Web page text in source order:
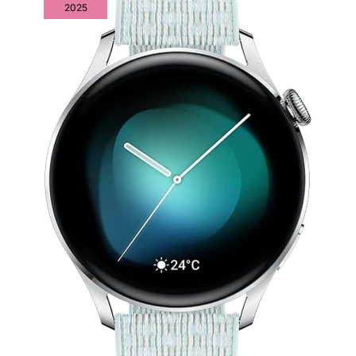
parcours précisément. Suivez
en temps réel vos pas, distance
et calories. Point fort : partagez
vos données avec Apple Health,
Google Fit pour un suivi
centralisé de vos performances.
C'est l'outil idéal pour analyser
chaque session via l'application
dédiée, qui transforme vos
efforts en graphiques clairs.
Que vous soyez athlète ou
amateur, cette montre
intelligente booste votre
motivation pour une amélioration
constante. ✅[Santé 24/7 :
Performance] Priorisez votre
bien-être avec notre capteur
optique avancé de nouvelle
génération. Cette montre
connectée femme et homme
assure un suivi continu 24h/24
de votre fréquence cardiaque et
du taux d'oxygène dans le sang
(SpO2). Le système émet une
alerte automatique en cas
d'anomalie du rythme
cardiaque, offrant une sécurité
proactive. Ces mesures
précises aident à comprendre
une sécurité proactive. Ces mesures précises aident à
comprendre l'impact de vos activités sur votre forme. Note : Ce
produit n'est pas un dispositif médical ; les données sont
fournies à titre indicatif pour le suivi du fitness et du bien-être
général, visant une gestion simplifiée de votre capital santé au
quotidien. ✅[Sommeil, Stress & Suivi du Cycle Féminin]
Optimisez votre repos avec une analyse détaillée des phases
de sommeil : profond, léger, REM (mouvements oculaires
rapides) et moments d'éveil. Cette montre femme connectée
innove également avec un enregistrement de l'humeur (Positif,
Calme, Négatif) et du niveau de stress (Relaxé, Normal,
Moyen, Élevé). Ces indicateurs, couplés au suivi du cycle
menstruel, offrent une vision globale de votre état physique et
émotionnel. Profitez d'exercices de respiration guidés pour
retrouver la sérénité. Cette montre intelligente vous aide à
reprendre le contrôle sur votre santé au quotidien avec une
précision et une discrétion totales. ✅[Batterie 500mAh &
Étanchéité 1ATM Robuste] Dites adieu à l'anxiété avec notre
batterie de 500mAh : 30 jours en veille, 3-7 jours en usage
intensif, 7 à 15 jours en usage moyen (charge rapide en 1h).
Certifiée 1ATM(étanchéité jusqu'à 10 mètres), cette smartwatch
est idéale pour le lavage des mains, la pluie, la douche et la
natation. Attention : évitez le contact avec l'eau chaude, la
vapeur, l'eau de mer ou les produits chimiques (savon, gel
douche). Son bracelet en TPU premium garantit un confort
supérieur pour un port prolongé. Sa robustesse en fait le
partenaire de confiance de cette montre sport, du bureau aux
activités nautiques, sans jamais vous laisser tomber au
quotidien. ✅[Compatibilité Universelle & Cadeau Idéal pour
Tous] Entièrement compatible avec Android 6.0+ et iOS 9.0+,
2025